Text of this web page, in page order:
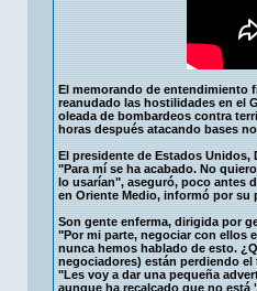
El memorando de entendimiento
reanudado las hostilidades en el
oleada de bombardeos contra
horas después atacando bases
El presidente de Estados Unidos,
"Para mí se ha acabado. No
lo usarían", aseguró, poco antes
en Oriente Medio, informó por su
Son gente enferma, dirigida por
"Por mi parte, negociar con ellos
nunca hemos hablado de esto.
negociadores) están perdiendo
"Les voy a dar una pequeña
aunque ha recalcado que no